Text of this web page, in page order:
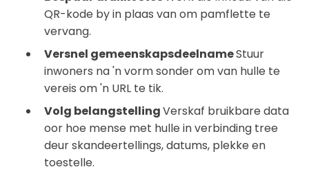
QR-kode by in plaas van om pamflette te
vervang.
Versnel gemeenskapsdeelnameStuur
inwoners na 'n vorm sonder om van hulle te
vereis om 'n URL te tik.
Volg belangstellingVerskaf bruikbare data
oor hoe mense met hulle in verbinding tree
deur skandeertellings, datums, plekke en
toestelle.